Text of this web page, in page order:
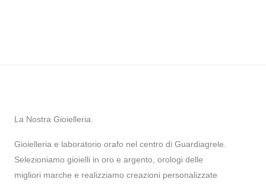
La Nostra Gioielleria.
Gioielleria e laboratorio orafo nel centro di Guardiagrele.
Selezioniamo gioielli in oro e argento, orologi delle
migliori marche e realizziamo creazioni personalizzate